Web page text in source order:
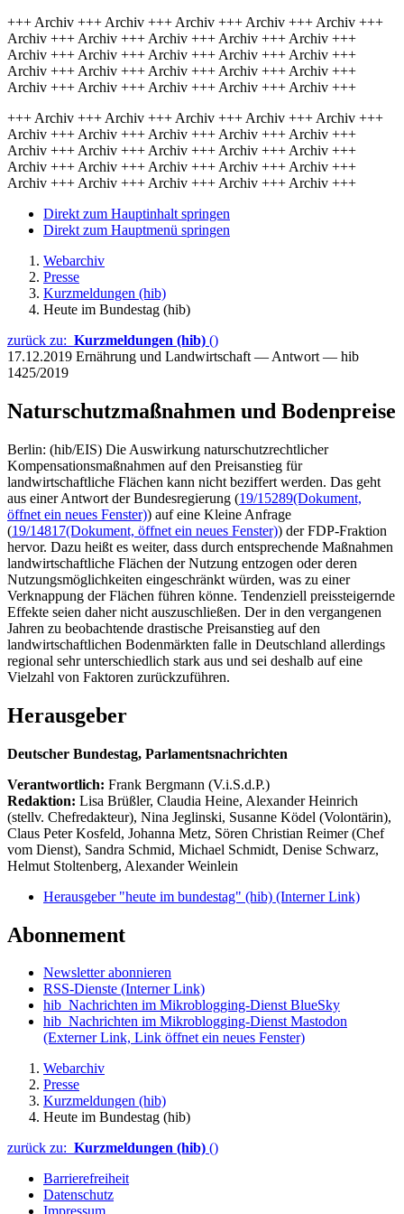
+++ Archiv +++ Archiv +++ Archiv +++ Archiv +++ Archiv +++
Archiv +++ Archiv +++ Archiv +++ Archiv +++ Archiv +++
Archiv +++ Archiv +++ Archiv +++ Archiv +++ Archiv +++
Archiv +++ Archiv +++ Archiv +++ Archiv +++ Archiv +++
Archiv +++ Archiv +++ Archiv +++ Archiv +++ Archiv +++
+++ Archiv +++ Archiv +++ Archiv +++ Archiv +++ Archiv +++
Archiv +++ Archiv +++ Archiv +++ Archiv +++ Archiv +++
Archiv +++ Archiv +++ Archiv +++ Archiv +++ Archiv +++
Archiv +++ Archiv +++ Archiv +++ Archiv +++ Archiv +++
Archiv +++ Archiv +++ Archiv +++ Archiv +++ Archiv +++
Direkt zum Hauptinhalt springen
Direkt zum Hauptmenü springen
Webarchiv
Presse
Kurzmeldungen (hib)
Heute im Bundestag (hib)
zurück zu: Kurzmeldungen (hib) ()
17.12.2019 Ernährung und Landwirtschaft — Antwort — hib
1425/2019
Naturschutzmaßnahmen und Bodenpreise
Berlin: (hib/EIS) Die Auswirkung naturschutzrechtlicher
Kompensationsmaßnahmen auf den Preisanstieg für
landwirtschaftliche Flächen kann nicht beziffert werden. Das geht
aus einer Antwort der Bundesregierung (19/15289(Dokument,
öffnet ein neues Fenster)) auf eine Kleine Anfrage
(19/14817(Dokument, öffnet ein neues Fenster)) der FDP-Fraktion
hervor. Dazu heißt es weiter, dass durch entsprechende Maßnahmen
landwirtschaftliche Flächen der Nutzung entzogen oder deren
Nutzungsmöglichkeiten eingeschränkt würden, was zu einer
Verknappung der Flächen führen könne. Tendenziell preissteigernde
Effekte seien daher nicht auszuschließen. Der in den vergangenen
Jahren zu beobachtende drastische Preisanstieg auf den
landwirtschaftlichen Bodenmärkten falle in Deutschland allerdings
regional sehr unterschiedlich stark aus und sei deshalb auf eine
Vielzahl von Faktoren zurückzuführen.
Herausgeber
Deutscher Bundestag, Parlamentsnachrichten
Verantwortlich: Frank Bergmann (V.i.S.d.P.)
Redaktion: Lisa Brüßler, Claudia Heine, Alexander Heinrich
(stellv. Chefredakteur), Nina Jeglinski, Susanne Ködel (Volontärin),
Claus Peter Kosfeld, Johanna Metz, Sören Christian Reimer (Chef
vom Dienst), Sandra Schmid, Michael Schmidt, Denise Schwarz,
Helmut Stoltenberg, Alexander Weinlein
Herausgeber "heute im bundestag" (hib) (Interner Link)
Abonnement
Newsletter abonnieren
RSS-Dienste (Interner Link)
hib_Nachrichten im Mikroblogging-Dienst BlueSky
hib_Nachrichten im Mikroblogging-Dienst Mastodon
(Externer Link, Link öffnet ein neues Fenster)
Webarchiv
Presse
Kurzmeldungen (hib)
Heute im Bundestag (hib)
zurück zu: Kurzmeldungen (hib) ()
Barrierefreiheit
Datenschutz